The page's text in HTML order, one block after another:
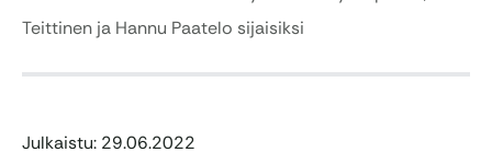
Teittinen ja Hannu Paatelo sijaisiksi
Julkaistu: 29.06.2022